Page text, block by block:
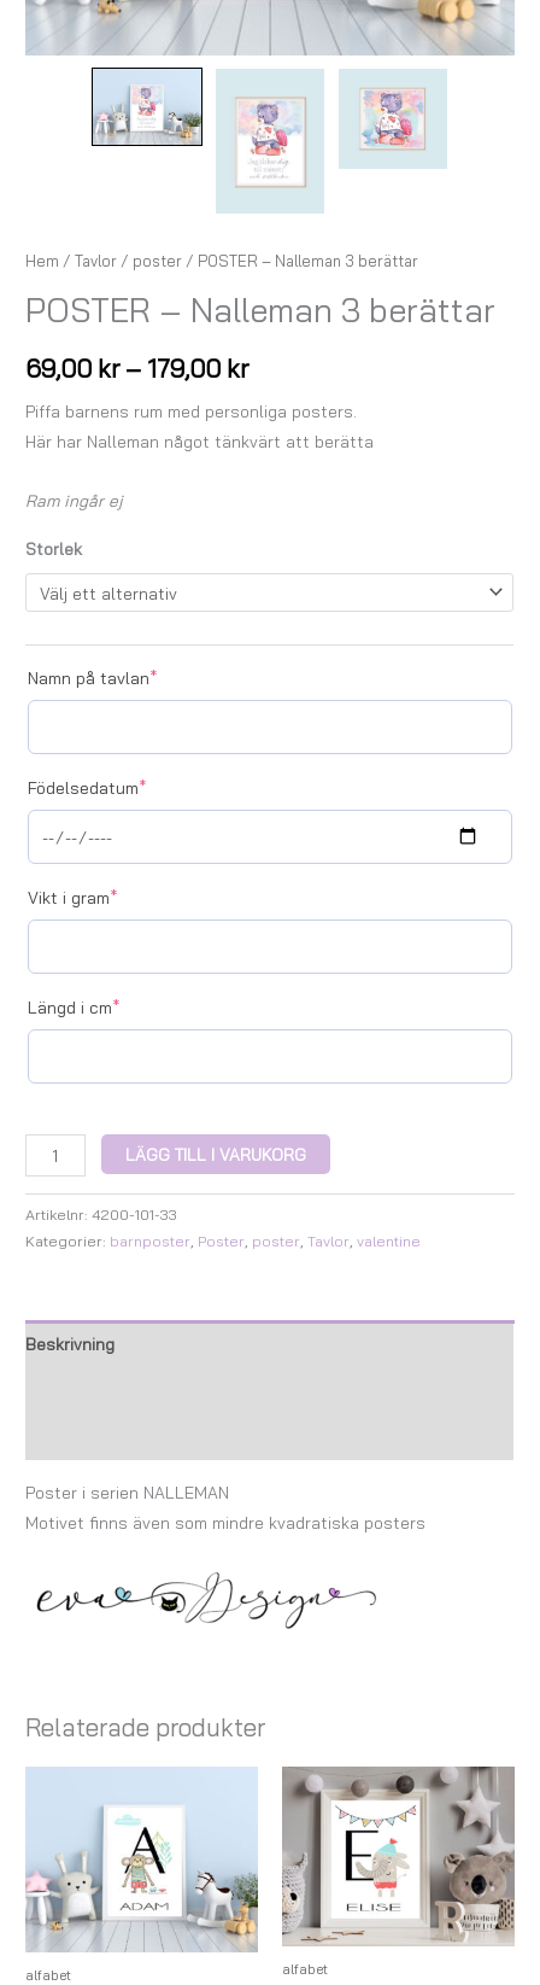
Hem /Tavlor / poster / POSTER – Nalleman 3 berättar
POSTER – Nalleman 3 berättar
69,00 kr – 179,00 kr
Piffa barnens rum med personliga posters.
Här har Nalleman något tänkvärt att berätta
Ram ingår ej
Storlek
Namn på tavlan*
Födelsedatum*
Vikt i gram*
Längd i cm*
LÄGG TILL I VARUKORG
Artikelnr:4200-101-33
Kategorier: barnposter Poster poster ,Tavlor ,valentine
Beskrivning
Poster i serien NALLEMAN
Motivet finns även som mindre kvadratiska posters
Relaterade produkter
alfabet alfabet
Prisintervall:
119,00 kr
179,00 kr